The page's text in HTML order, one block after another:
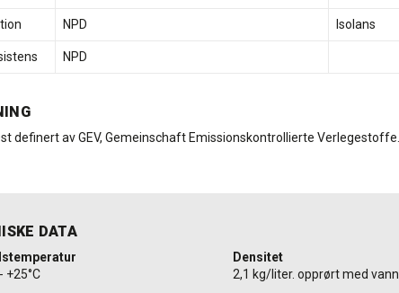
NPD Isolans
NPD
definert av GEV, Gemeinschaft Emissionskontrollierte Verlegestoffe.
DATA
+25°C
Densitet
2,1 kg/liter. opprørt med vann